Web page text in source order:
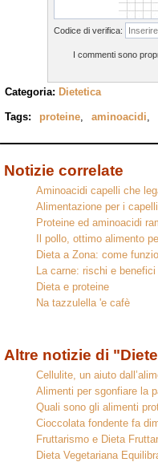
Codice di verifica:
I commenti sono
Categoria: Dietetica
Tags: proteine, aminoacidi,
Notizie correlate
Aminoacidi capelli che
Alimentazione per i
Proteine ed aminoacidi
Il pollo, ottimo alimento
Dieta a Zona: come
La carne: rischi e benefici
Dieta e proteine
Na tazzulella 'e cafè
Altre notizie di
Cellulite, un aiuto
Alimenti per sgonfiare la
Quali sono gli alimenti
Cioccolata fondente fa
Fruttarismo e Dieta
Dieta Vegetariana